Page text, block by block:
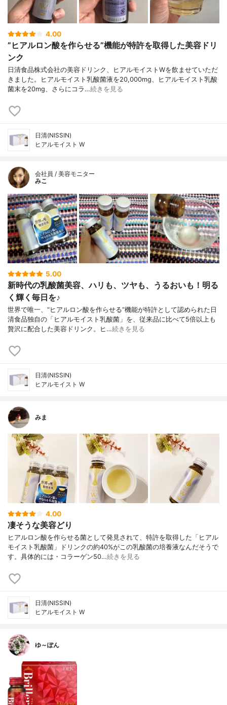
4.00
”ヒアルロン酸を作らせる”機能が特許を取得した美容ドリ
ンク
日清食品株式会社の美容ドリンク、ヒアルモイストWを飲ませていただ
きました。ヒアルモイスト乳酸菌液を20,000mg、ヒアルモイスト乳酸
菌末を20mg、さらにコラ…続きを見る
日清(NISSIN)
ヒアルモイスト W
会社員 / 美容モニター
みこ
5.00
新時代の乳酸菌美容、ハリも、ツヤも、うるおいも！明る
く輝く毎日を♪
世界で唯一、“ヒアルロン酸を作らせる”機能が特許として認められた日
清食品独自の「ヒアルモイスト乳酸菌」を、従来品に比べて5倍以上も
贅沢に配合した美容ドリンク。ヒ…続きを見る
日清(NISSIN)
ヒアルモイスト W
みま
4.00
凄そうな美容どり
ヒアルロン酸を作らせる菌として発見されて、特許を取得した「ヒアル
モイスト乳酸菌」ドリンクの約40%がこの乳酸菌の培養液なんだそうで
す。具体的には・コラーゲン50…続きを見る
日清(NISSIN)
ヒアルモイスト W
ゆ～ぽん